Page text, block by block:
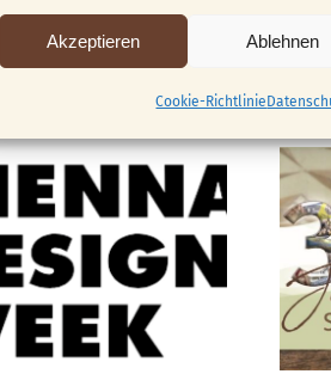
Akzeptieren Ablehnen
Cookie-Richtlinie